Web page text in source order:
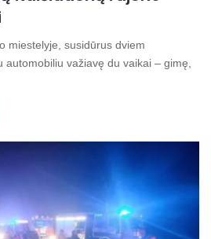
miestelyje, susidūrus dviem
važiavę du vaikai – gimę,